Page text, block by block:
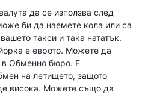
да се използва след
би да наемете кола или са
такси и така нататък.
е еврото. Можете да
в Обменно бюро. Е
на летището, защото
висока. Можете също да